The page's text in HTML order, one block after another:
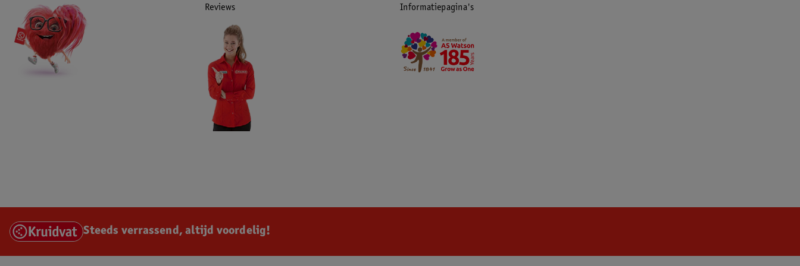
en/of Landal.
• Kruidvat, queueup en Landal zijn gerechtigd consumenten te diskwalificeren wanneer zij van mening zijn dat
consumenten niet conform deze voorwaarden handelen, dan wel indien men zich naar het oordeel van Kruidvat
anderszins op frauduleuze wijze toegang verschaft tot deze actie.
• Kruidvat en/of Landal behouden zich het recht voor de actie eenzijdig te wijzigen of te beëindigen. In geval van
wijziging of beëindiging zal hiervan mededeling worden gedaan op de website van Kruidvat.
Voor algemene vragen kun je contact opnemen met de klantenservice van Kruidvat. Voor vragen over jouw
kortingsvoucher kun je contact opnemen met de klantenservice van queueup. Voor vragen over een boeking kun je
Reviews
Informatiepagina's
Steeds verrassend, altijd voordelig!